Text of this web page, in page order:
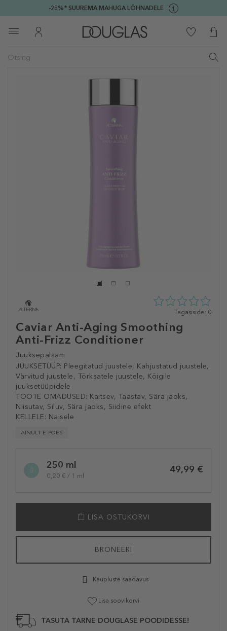
-25%* SUUREMA MAHUGA LÕHNADELE
Caviar Anti-Aging Smoothing
Anti-Frizz Conditioner
Juuksepalsam
JUUKSETÜÜP: Pleegitatud juustele, Kahjustatud juustele,
Värvitud juustele, Tõrksatele juustele, Kõigile
juuksetüüpidele
TOOTE OMADUSED: Kaitsev, Taastav, Sära jaoks,
Niisutav, Siluv, Sära jaoks, Siidine efekt
KELLELE: Naisele
AINULT E-POES
0
5st
Tagasiside: 0
variation250 ml
0,20 € / 1 ml
49,99 €
LISA OSTUKORVI
BRONEERI
Kaupluste saadavus
Lisa soovikorvi
TASUTA TARNE DOUGLASE POODIDESSE!